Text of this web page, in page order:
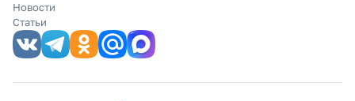
Новости
Статьи